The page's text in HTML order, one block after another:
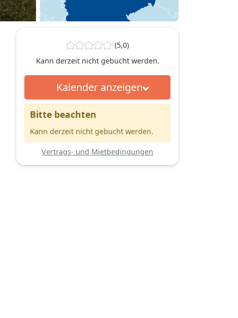
(5,0)
Kann derzeit nicht gebucht werden.
Kalender anzeigen
Bitte beachten
Kann derzeit nicht gebucht werden.
Vertrags- und Mietbedingungen